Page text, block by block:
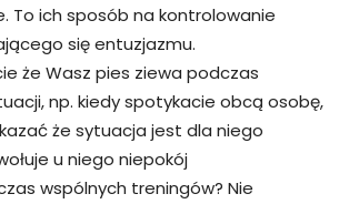
To ich sposób na kontrolowanie
się entuzjazmu.
że Wasz pies ziewa podczas
np. kiedy spotykacie obcą osobę,
że sytuacja jest dla niego
u niego niepokój
wspólnych treningów? Nie